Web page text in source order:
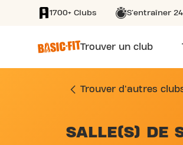
SKIP TO MAIN CONTENT
1700+ Clubs S'entraîner
Trouver un club
Trouver d'autres
SKIP MAP LIST
SALLE(S) DE